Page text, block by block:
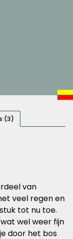
(3)
van
veel regen en
tot nu toe.
wel weer fijn
door het bos